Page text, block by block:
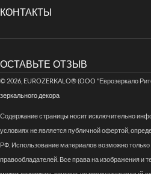
КОНТАКТЫ
ОСТАВЬТЕ ОТЗЫВ
© 2026, EUROZERKALO® (ООО "Еврозеркало
зеркального декора
Содержание страницы носит исключительно
условиях не является публичной офертой,
РФ. Использование материалов возможно только
правообладателей. Все права на изображения и